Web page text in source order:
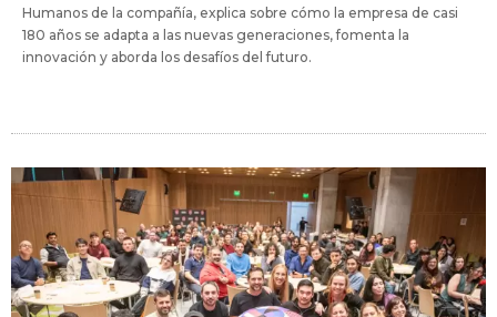
Humanos de la compañía, explica sobre cómo la empresa de casi
180 años se adapta a las nuevas generaciones, fomenta la
innovación y aborda los desafíos del futuro.